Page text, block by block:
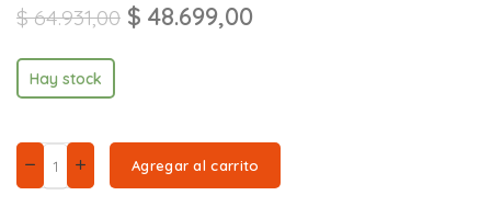
$64.931,00 $ 48.699,00
Hay stock
Agregar al carrito